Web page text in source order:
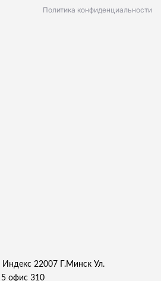
Политика конфиденциальности
22007 Г.Минск Ул.
5 офис 310